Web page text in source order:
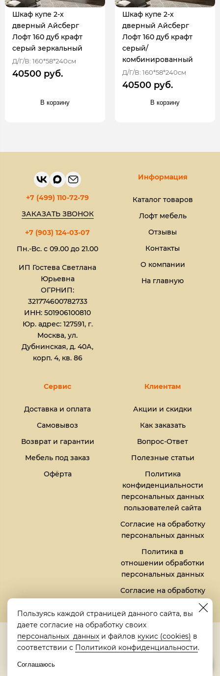
Шкаф купе 2-х
дверный Айсберг
Лофт 160 дуб крафт
серый зеркальный
Д/Г/В: 160*58*240см
40500 руб.
В корзину
Шкаф купе 2-х
дверный Айсберг
Лофт 160 дуб крафт
серый/
комбинированный
Д/Г/В: 160*58*240см
40500 руб.
В корзину
+7 (499) 110-72-79
ЗАКАЗАТЬ ЗВОНОК
+7 (903) 124-03-07
Пн.-Вс. с 09.00 до 21.00
ИП Гостева Светлана
Юрьевна​
ОГРНИП:
321774600782733
ИНН: 501906100810
Юр. адрес: 127591, г.
Москва, ул.
Дубнинская, д. 40А,
корп. 4, кв. 86
Информация
Каталог товаров
Лофт мебель
Отзывы
Контакты
О компании
На главную
Сервис
Доставка и оплата
Самовывоз
Возврат и гарантии
Мебель под заказ
Офёрта
Клиентам
Акции и скидки
Как заказать
Вопрос-Ответ
Полезные статьи
Политика
конфиденциальности
персональных данных
пользователей сайта
Согласие на обработку
персональных данных
Политика в
отношении обработки
персональных данных
Согласие на обработку
файлов кукис (cookies)
5,0
Рейтинг в Яндексе
Пользуясь каждой страницей данного сайта, вы
даете согласие на обработку своих
персональных данных и файлов кукис (cookies) в
соответствии с Политикой конфиденциальности.
Соглашаюсь